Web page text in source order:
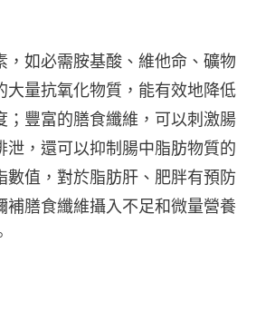
，如必需胺基酸、維他命、礦物
大量抗氧化物質，能有效地降低
；豐富的膳食纖維，可以刺激腸
泄，還可以抑制腸中脂肪物質的
數值，對於脂肪肝、肥胖有預防
補膳食纖維攝入不足和微量營養